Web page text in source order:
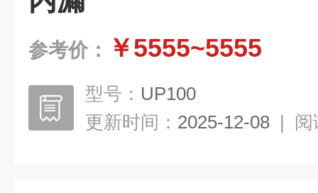
参考价： ￥5555~5555
型号： UP100
更新时间： 2025-12-08 | 阅